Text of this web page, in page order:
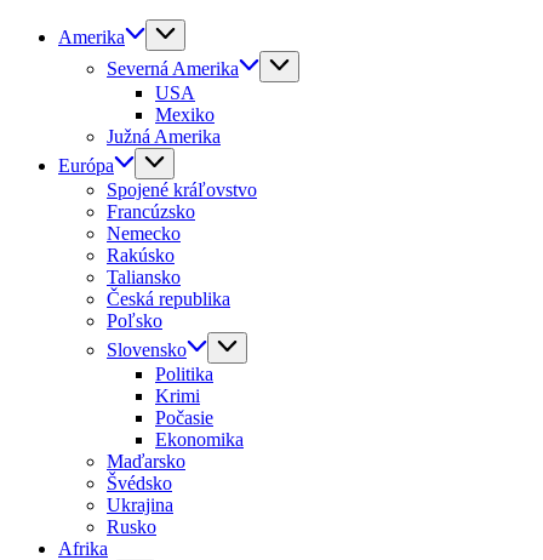
Amerika
Severná Amerika
USA
Mexiko
Južná Amerika
Európa
Spojené kráľovstvo
Francúzsko
Nemecko
Rakúsko
Taliansko
Česká republika
Poľsko
Slovensko
Politika
Krimi
Počasie
Ekonomika
Maďarsko
Švédsko
Ukrajina
Rusko
Afrika